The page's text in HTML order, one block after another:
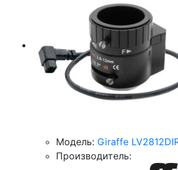
Модель: Giraffe
Производитель: